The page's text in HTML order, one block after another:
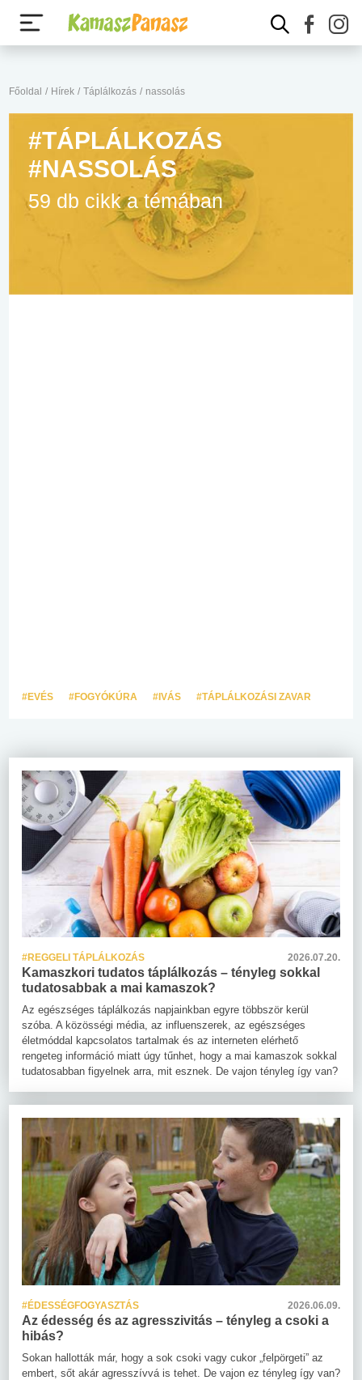
Főoldal / Hírek / Táplálkozás / nassolás
#TÁPLÁLKOZÁS
#NASSOLÁS
59 db cikk a témában
#EVÉS #FOGYÓKÚRA #IVÁS #TÁPLÁLKOZÁSI ZAVAR
#REGGELI TÁPLÁLKOZÁS 2026.07.20.
Kamaszkori tudatos táplálkozás – tényleg sokkal
tudatosabbak a mai kamaszok?
Az egészséges táplálkozás napjainkban egyre többször kerül
szóba. A közösségi média, az influenszerek, az egészséges
életmóddal kapcsolatos tartalmak és az interneten elérhető
rengeteg információ miatt úgy tűnhet, hogy a mai kamaszok sokkal
tudatosabban figyelnek arra, mit esznek. De vajon tényleg így van?
#ÉDESSÉGFOGYASZTÁS 2026.06.09.
Az édesség és az agresszivitás – tényleg a csoki a
hibás?
Sokan hallották már, hogy a sok csoki vagy cukor „felpörgeti” az
embert, sőt akár agresszívvá is tehet. De vajon ez tényleg így van?